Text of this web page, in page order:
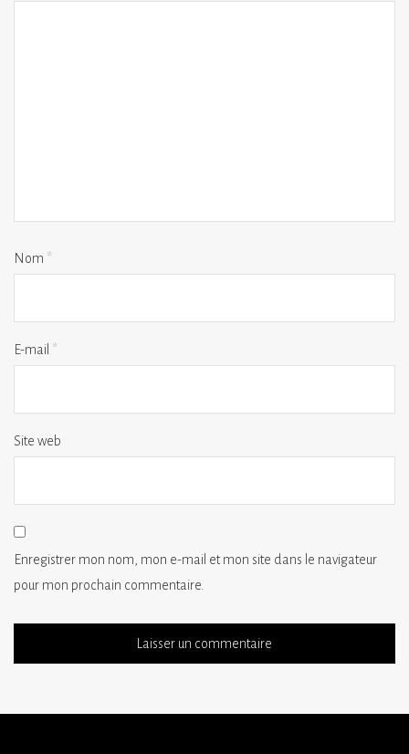
Nom *
E-mail *
Site web
Enregistrer mon nom, mon e-mail et mon site dans le navigateur
pour mon prochain commentaire.